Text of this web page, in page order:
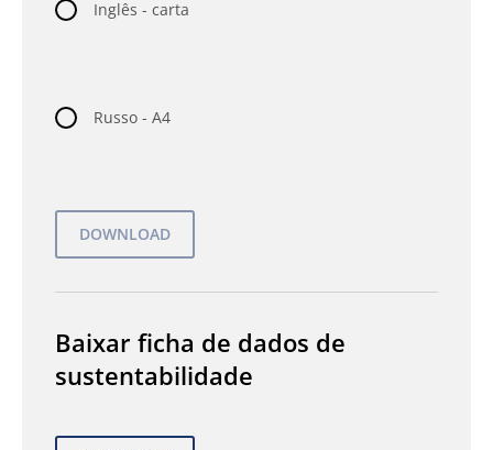
Inglês - carta
Russo - A4
Baixar ficha de dados de
sustentabilidade